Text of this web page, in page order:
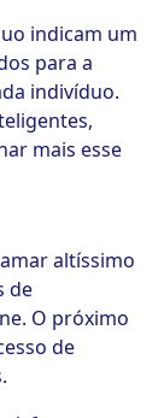
indicam um
para a
indivíduo.
mais esse
altíssimo
de
O próximo
de